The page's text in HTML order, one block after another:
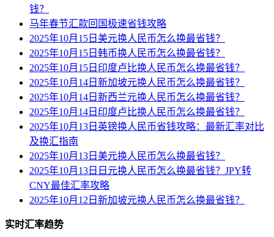
钱？
马年春节汇款回国极速省钱攻略
2025年10月15日美元换人民币怎么换最省钱？
2025年10月15日韩币换人民币怎么换最省钱？
2025年10月15日印度卢比换人民币怎么换最省钱？
2025年10月14日新加坡元换人民币怎么换最省钱？
2025年10月14日新西兰元换人民币怎么换最省钱？
2025年10月14日印度卢比换人民币怎么换最省钱？
2025年10月13日英镑换人民币省钱攻略：最新汇率对比
及换汇指南
2025年10月13日美元换人民币怎么换最省钱？
2025年10月13日日元换人民币怎么换最省钱？JPY转
CNY最佳汇率攻略
2025年10月12日新加坡元换人民币怎么换最省钱？
实时汇率趋势